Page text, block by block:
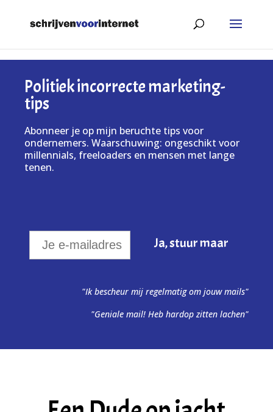
Politiek incorrecte marketing-
tips
Abonneer je op mijn beruchte tips voor
ondernemers. Waarschuwing: ongeschikt voor
millennials, freeloaders en mensen met lange
tenen.
"Ik bescheur mij regelmatig om jouw mails"
"Geniale mail! Heb hardop zitten lachen"